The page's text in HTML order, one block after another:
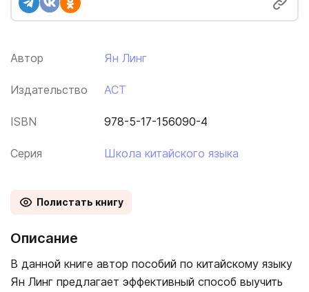
Автор Ян Линг
Издательство АСТ
ISBN 978-5-17-156090-4
Серия Школа китайского языка
Полистать книгу
Описание
В данной книге автор пособий по китайскому языку
Ян Линг предлагает эффективный способ выучить